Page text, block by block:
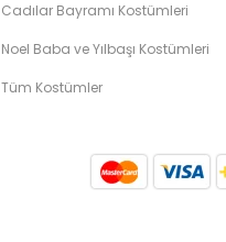
Cadılar Bayramı Kostümleri
Noel Baba ve Yılbaşı Kostümleri
Tüm Kostümler